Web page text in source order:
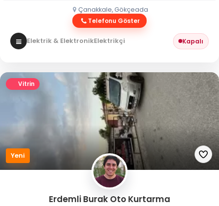
Çanakkale, Gökçeada
Telefonu Göster
Elektrik & ElektronikElektrikçi Kapalı
Vitrin
Yeni
Erdemli Burak Oto Kurtarma